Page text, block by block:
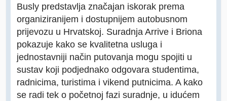
Busly predstavlja značajan iskorak prema
organiziranijem i dostupnijem autobusnom
prijevozu u Hrvatskoj. Suradnja Arrive i Briona
pokazuje kako se kvalitetna usluga i
jednostavniji način putovanja mogu spojiti u
sustav koji podjednako odgovara studentima,
radnicima, turistima i vikend putnicima. A kako
se radi tek o početnoj fazi suradnje, u idućem